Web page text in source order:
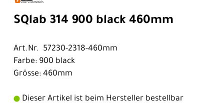
SQlab 314 900 black 460mm
Art.Nr. 57230-2318-460mm
Farbe: 900 black
Grösse: 460mm
Dieser Artikel ist beim Hersteller bestellbar